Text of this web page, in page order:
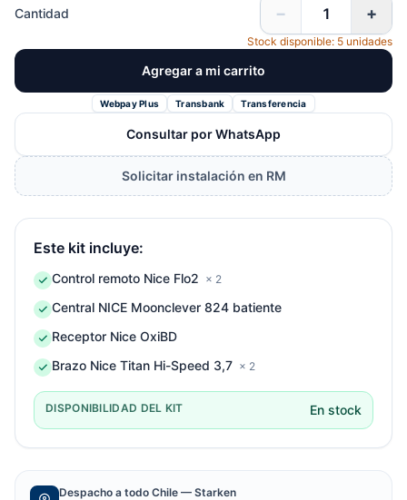
Cantidad − +
Stock disponible: 5 unidades
Agregar a mi carrito
Webpay Plus Transbank Transferencia
Consultar por WhatsApp
Solicitar instalación en RM
Este kit incluye:
Control remoto Nice Flo2 × 2
Central NICE Moonclever 824 batiente
Receptor Nice OxiBD
Brazo Nice Titan Hi-Speed 3,7 × 2
DISPONIBILIDAD DEL KIT En stock
Despacho a todo Chile — Starken